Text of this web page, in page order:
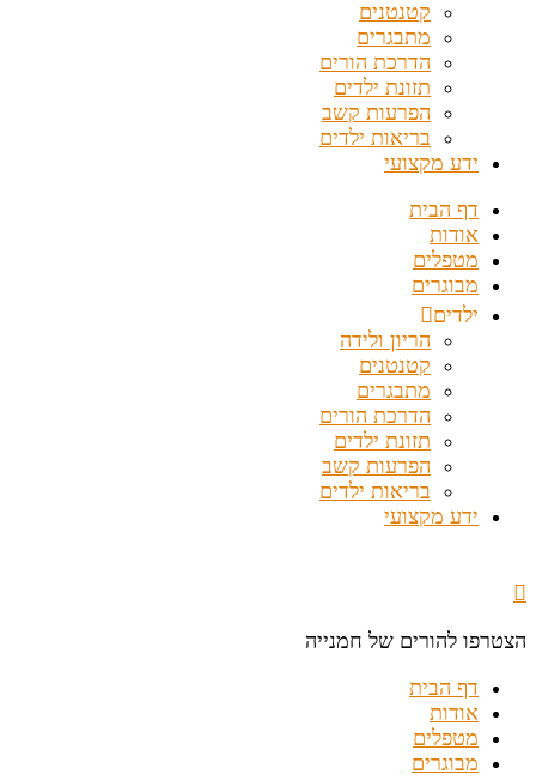
קטנטנים
מתבגרים
הדרכת הורים
תזונת ילדים
הפרעות קשב
בריאות ילדים
ידע מקצועי
דף הבית
אודות
מטפלים
מבוגרים
ילדים
הריון ולידה
קטנטנים
מתבגרים
הדרכת הורים
תזונת ילדים
הפרעות קשב
בריאות ילדים
ידע מקצועי
הצטרפו להורים של חמנייה
דף הבית
אודות
מטפלים
מבוגרים